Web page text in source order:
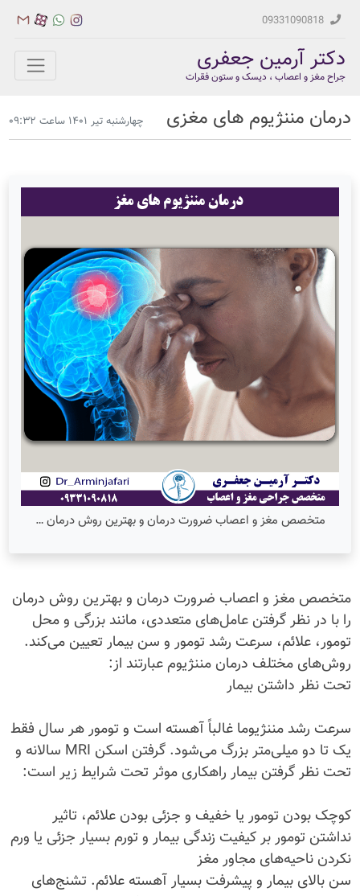
دکتر آرمین جعفری
جراح مغز و اعصاب ، دیسک و ستون فقرات
درمان مننژیوم های مغزی چهارشنبه تیر ۱۴۰۱ ساعت ۰۹:۳۲
متخصص مغز و اعصاب ضرورت درمان و بهترین روش درمان …
متخصص مغز و اعصاب ضرورت درمان و بهترین روش درمان
را با در نظر گرفتن عامل‌های متعددی، مانند بزرگی و محل
تومور، علائم، سرعت رشد تومور و سن بیمار تعیین می‌کند.
روش‌های مختلف درمان مننژیوم عبارتند از:
تحت نظر داشتن بیمار
سرعت رشد مننژیوما غالباً آهسته است و تومور هر سال فقط
یک تا دو میلی‌متر بزرگ می‌شود. گرفتن اسکن MRI سالانه و
تحت نظر گرفتن بیمار راهکاری موثر تحت شرایط زیر است:
کوچک بودن تومور یا خفیف و جزئی بودن علائم، تاثیر
نداشتن تومور بر کیفیت زندگی بیمار و تورم بسیار جزئی یا ورم
نکردن ناحیه‌های مجاور مغز
سن بالای بیمار و پیشرفت بسیار آهسته علائم. تشنج‌های